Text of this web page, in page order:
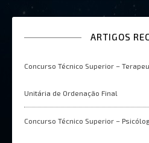
ARTIGOS
Concurso Técnico Superior –
Unitária de Ordenação Final
Concurso Técnico Superior –